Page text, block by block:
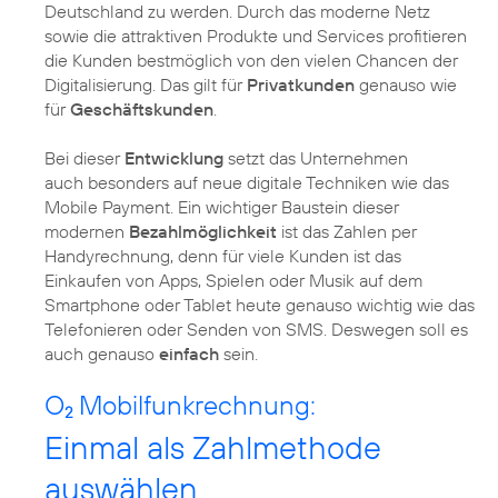
Deutschland zu werden. Durch das moderne Netz
sowie die attraktiven Produkte und Services profitieren
die Kunden bestmöglich von den vielen Chancen der
Digitalisierung. Das gilt für Privatkunden genauso wie
fürGeschäftskunden
Bei dieser Entwicklung setzt das Unternehmen
auch besonders auf neue digitale Techniken wie das
Mobile Payment. Ein wichtiger Baustein dieser
modernen Bezahlmöglichkeit ist das Zahlen per
Handyrechnung, denn für viele Kunden ist das
Einkaufen von Apps, Spielen oder Musik auf dem
Smartphone oder Tablet heute genauso wichtig wie das
Telefonieren oder Senden von SMS. Deswegen soll es
auch genauso einfach sein.
O2 Mobilfunkrechnung:
Einmal als Zahlmethode
auswählen